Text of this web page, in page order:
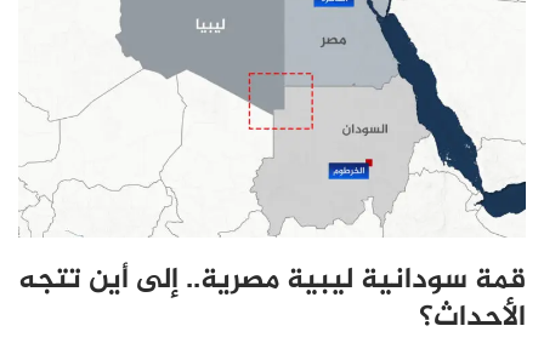
قمة سودانية ليبية مصرية.. إلى أين تتجه
الأحداث؟